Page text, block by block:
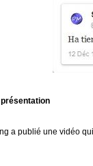
a publié une vidéo